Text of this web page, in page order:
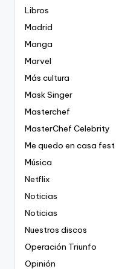
Libros
Madrid
Manga
Marvel
Más cultura
Mask Singer
Masterchef
MasterChef Celebrity
Me quedo en casa fest
Música
Netflix
Noticias
Noticias
Nuestros discos
Operación Triunfo
Opinión